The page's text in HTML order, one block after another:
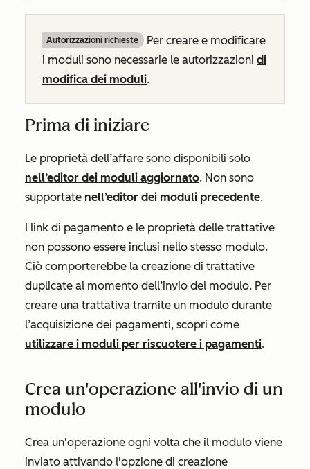
Autorizzazioni richieste
Per creare e modificare
i moduli sono necessarie le autorizzazioni di
modifica dei moduli.
Prima di iniziare
Le proprietà dell’affare sono disponibili solo
nell’editor dei moduli aggiornato. Non sono
supportate nell’editor dei moduli precedente.
I link di pagamento e le proprietà delle trattative
non possono essere inclusi nello stesso modulo.
Ciò comporterebbe la creazione di trattative
duplicate al momento dell’invio del modulo. Per
creare una trattativa tramite un modulo durante
l’acquisizione dei pagamenti, scopri come
utilizzare i moduli per riscuotere i pagamenti.
Crea un'operazione all'invio di un
modulo
Crea un'operazione ogni volta che il modulo viene
inviato attivando l'opzione di creazione